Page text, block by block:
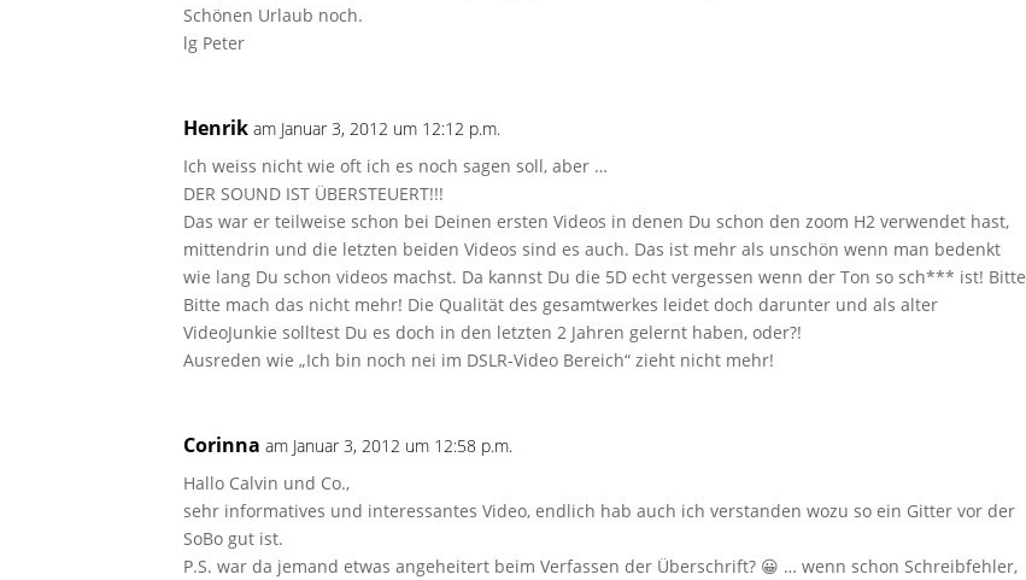
Schönen Urlaub noch.
lg Peter
Henrik am Januar 3, 2012 um 12:12 p.m.
Ich weiss nicht wie oft ich es noch sagen soll, aber …
DER SOUND IST ÜBERSTEUERT!!!
Das war er teilweise schon bei Deinen ersten Videos in denen Du schon den zoom H2 verwendet hast,
mittendrin und die letzten beiden Videos sind es auch. Das ist mehr als unschön wenn man bedenkt
wie lang Du schon videos machst. Da kannst Du die 5D echt vergessen wenn der Ton so sch*** ist! Bitte
Bitte mach das nicht mehr! Die Qualität des gesamtwerkes leidet doch darunter und als alter
VideoJunkie solltest Du es doch in den letzten 2 Jahren gelernt haben, oder?!
Ausreden wie „Ich bin noch nei im DSLR-Video Bereich“ zieht nicht mehr!
Corinna am Januar 3, 2012 um 12:58 p.m.
Hallo Calvin und Co.,
sehr informatives und interessantes Video, endlich hab auch ich verstanden wozu so ein Gitter vor der
SoBo gut ist.
P.S. war da jemand etwas angeheitert beim Verfassen der Überschrift? 😀 … wenn schon Schreibfehler,